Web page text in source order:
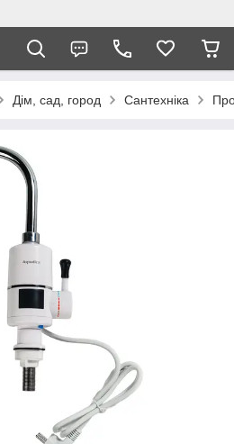
Дім, сад, город Сантехніка